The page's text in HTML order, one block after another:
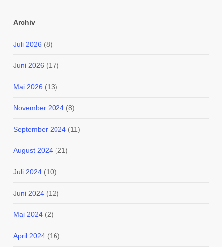
Archiv
Juli 2026 (8)
Juni 2026 (17)
Mai 2026 (13)
November 2024(8)
September 2024(11)
August 2024(21)
Juli 2024(10)
Juni 2024(12)
Mai 2024(2)
April 2024(16)